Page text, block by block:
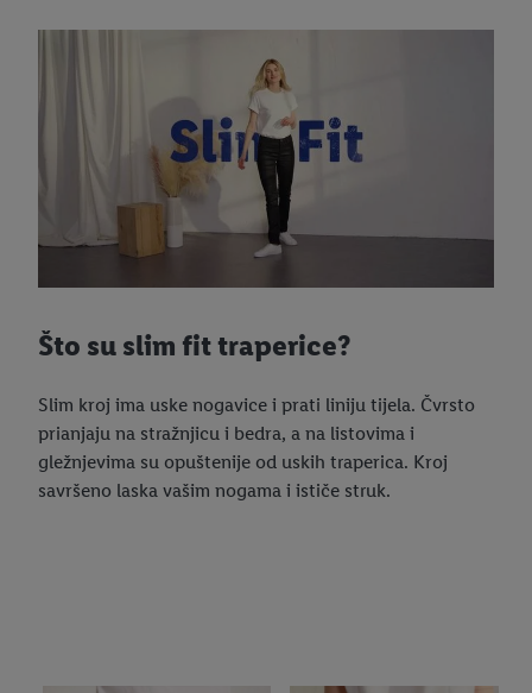
Što su slim fit traperice?
Slim kroj ima uske nogavice i prati liniju tijela. Čvrsto
prianjaju na stražnjicu i bedra, a na listovima i
gležnjevima su opuštenije od uskih traperica. Kroj
savršeno laska vašim nogama i ističe struk.